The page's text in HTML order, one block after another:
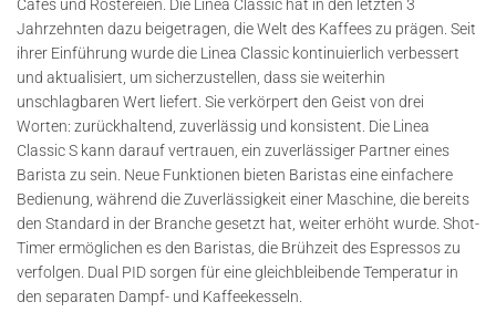
Cafés und Röstereien. Die Linea Classic hat in den letzten 3
Jahrzehnten dazu beigetragen, die Welt des Kaffees zu prägen. Seit
ihrer Einführung wurde die Linea Classic kontinuierlich verbessert
und aktualisiert, um sicherzustellen, dass sie weiterhin
unschlagbaren Wert liefert. Sie verkörpert den Geist von drei
Worten: zurückhaltend, zuverlässig und konsistent. Die Linea
Classic S kann darauf vertrauen, ein zuverlässiger Partner eines
Barista zu sein. Neue Funktionen bieten Baristas eine einfachere
Bedienung, während die Zuverlässigkeit einer Maschine, die bereits
den Standard in der Branche gesetzt hat, weiter erhöht wurde. Shot-
Timer ermöglichen es den Baristas, die Brühzeit des Espressos zu
verfolgen. Dual PID sorgen für eine gleichbleibende Temperatur in
den separaten Dampf- und Kaffeekesseln.